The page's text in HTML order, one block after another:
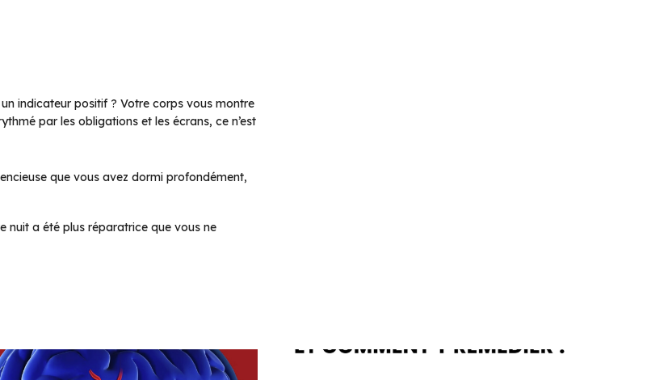
indicateur positif ? Votre corps vous montre
par les obligations et les écrans, ce n’est
que vous avez dormi profondément,
nuit a été plus réparatrice que vous ne